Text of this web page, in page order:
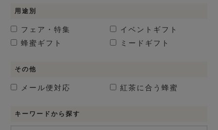
用途別
フェア・特集
イベントギフト
蜂蜜ギフト
ミードギフト
その他
メール便対応 紅茶に合う蜂蜜
キーワードから探す